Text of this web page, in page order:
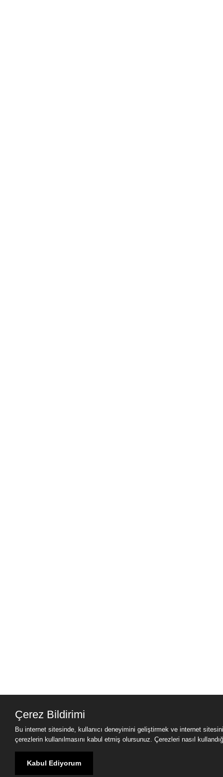
Çerez Bildirimi
Bu internet sitesinde, kullanıcı deneyimini geliştirmek ve internet
çerezlerin kullanılmasını kabul etmiş olursunuz. Çerezleri nasıl
Kabul Ediyorum